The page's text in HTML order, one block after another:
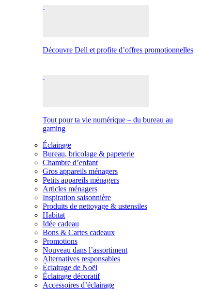
Découvre Dell et profite d’offres promotionnelles
Tout pour ta vie numérique – du bureau au
gaming
Éclairage
Bureau, bricolage & papeterie
Chambre d’enfant
Gros appareils ménagers
Petits appareils ménagers
Articles ménagers
Inspiration saisonnière
Produits de nettoyage & ustensiles
Habitat
Idée cadeau
Bons & Cartes cadeaux
Promotions
Nouveau dans l’assortiment
Alternatives responsables
Éclairage de Noël
Éclairage décoratif
Accessoires d’éclairage